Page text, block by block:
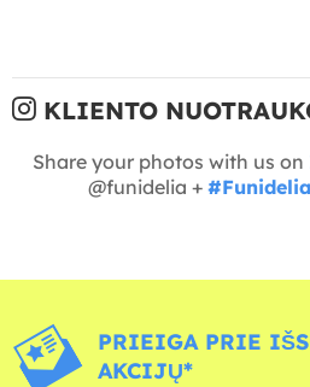
KLIENTO
Share your photos with us on
@funidelia + #Funidelia
PRIEIGA PRIE
AKCIJŲ*